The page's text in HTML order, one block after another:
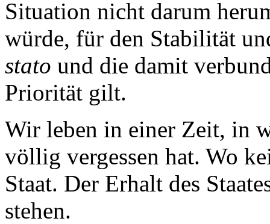
Situation nicht darum
würde, für den Stabilität
stato und die damit
Priorität gilt.
Wir leben in einer Zeit, in
völlig vergessen hat. Wo
Staat. Der Erhalt des
stehen.